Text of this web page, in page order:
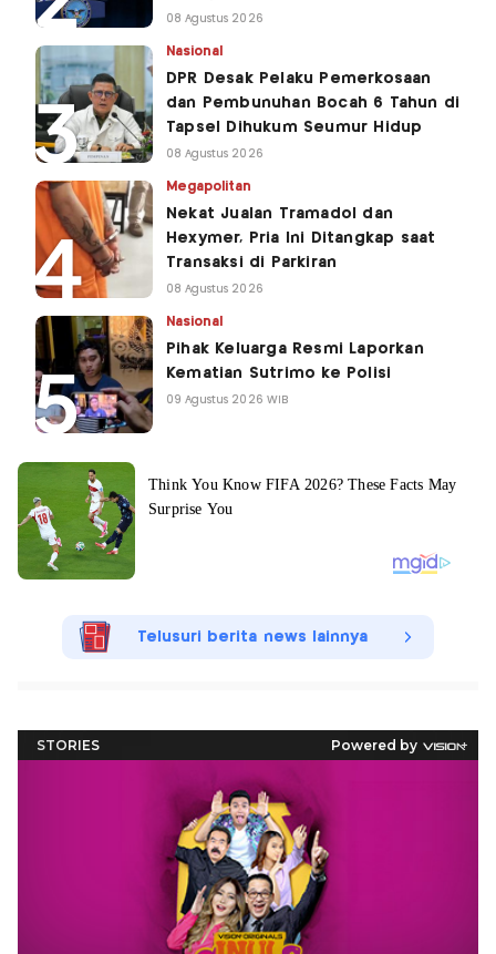
08 Agustus 2026
Nasional
DPR Desak Pelaku Pemerkosaan
dan Pembunuhan Bocah 6 Tahun di
Tapsel Dihukum Seumur Hidup
08 Agustus 2026
Megapolitan
Nekat Jualan Tramadol dan
Hexymer, Pria Ini Ditangkap saat
Transaksi di Parkiran
08 Agustus 2026
Nasional
Pihak Keluarga Resmi Laporkan
Kematian Sutrimo ke Polisi
09 Agustus 2026 WIB
Telusuri berita news lainnya